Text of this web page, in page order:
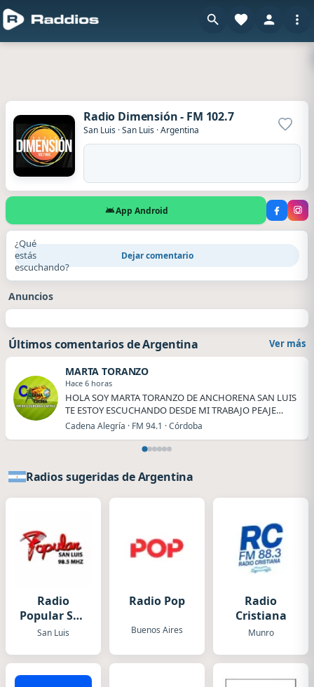
Radio Dimensión - FM 102.7
San Luis ·San Luis ·Argentina
App Android
¿Qué
estás
escuchando?
Dejar comentario
Anuncios
Últimos comentarios de Argentina Ver más
MARTA TORANZO
Hace 6 horas
HOLA SOY MARTA TORANZO DE ANCHORENA SAN LUIS
TE ESTOY ESCUCHANDO DESDE MI TRABAJO PEAJE
ANCHORENA.
Cadena Alegría · FM 94.1 · Córdoba
Radios sugeridas de Argentina
Radio
Popular San
Luis
San Luis
Radio Pop
Buenos Aires
Radio
Cristiana
Munro